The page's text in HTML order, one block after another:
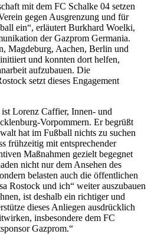
mit dem FC Schalke 04 setzen
gegen Ausgrenzung und für
ein“, erläutert Burkhard Woelki,
der Gazprom Germania.
Magdeburg, Aachen, Berlin und
und konnten dort helfen,
aufzubauen. Die
setzt dieses Engagement
Lorenz Caffier, Innen- und
Vorpommern. Er begrüßt
hat im Fußball nichts zu suchen
frühzeitig mit entsprechender
Maßnahmen gezielt begegnet
nicht nur dem Ansehen des
belasten auch die öffentlichen
Rostock und ich“ weiter auszubauen
ist deshalb ein richtiger und
dieses Anliegen ausdrücklich
insbesondere dem FC
Gazprom.“